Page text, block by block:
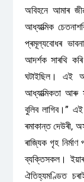
অবিহনে আমাৰ
আধ্যাত্মিক
প্ৰমূল্যবোধৰ
আদৰ্শক সাৰথি
ঘটাইছিল। এই
আধ্যাত্মিকতা আৰু
বুলিব লাগিব।”
ৰমাকান্ত দেউৰী,
ৰাজ্যিক গৃহ
ব্যক্তিসকল।
ঐতিহ্যমণ্ডিত